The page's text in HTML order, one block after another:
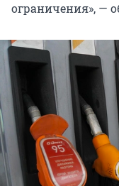
ограничения», —